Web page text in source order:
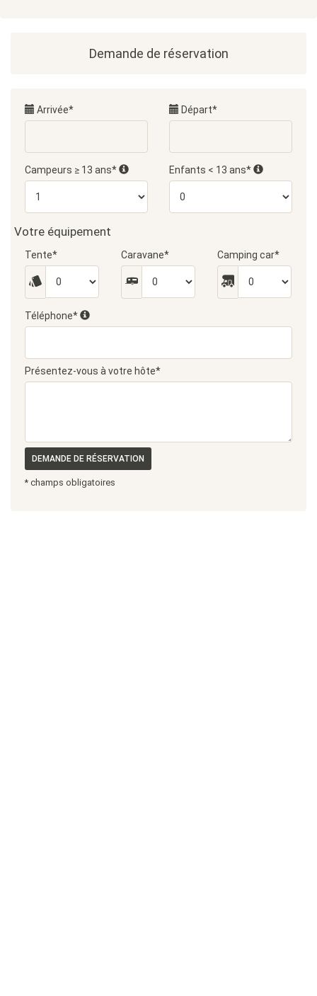
Demande de réservation
Arrivée* Départ*
Campeurs ≥ 13 ans* Enfants < 13 ans*
Votre équipement
Tente* Caravane* Camping car*
Téléphone*
Présentez-vous à votre hôte*
DEMANDE DE RÉSERVATION
* champs obligatoires